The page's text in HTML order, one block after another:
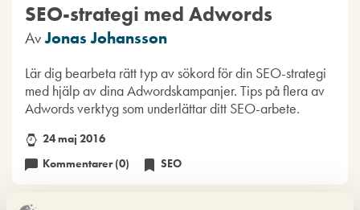
SEO-strategi med Adwords
AvJonas Johansson
Lär dig bearbeta rätt typ av sökord för din SEO-strategi
med hjälp av dina Adwordskampanjer. Tips på flera av
Adwords verktyg som underlättar ditt SEO-arbete.
24 maj 2016
Kommentarer (0)
SEO